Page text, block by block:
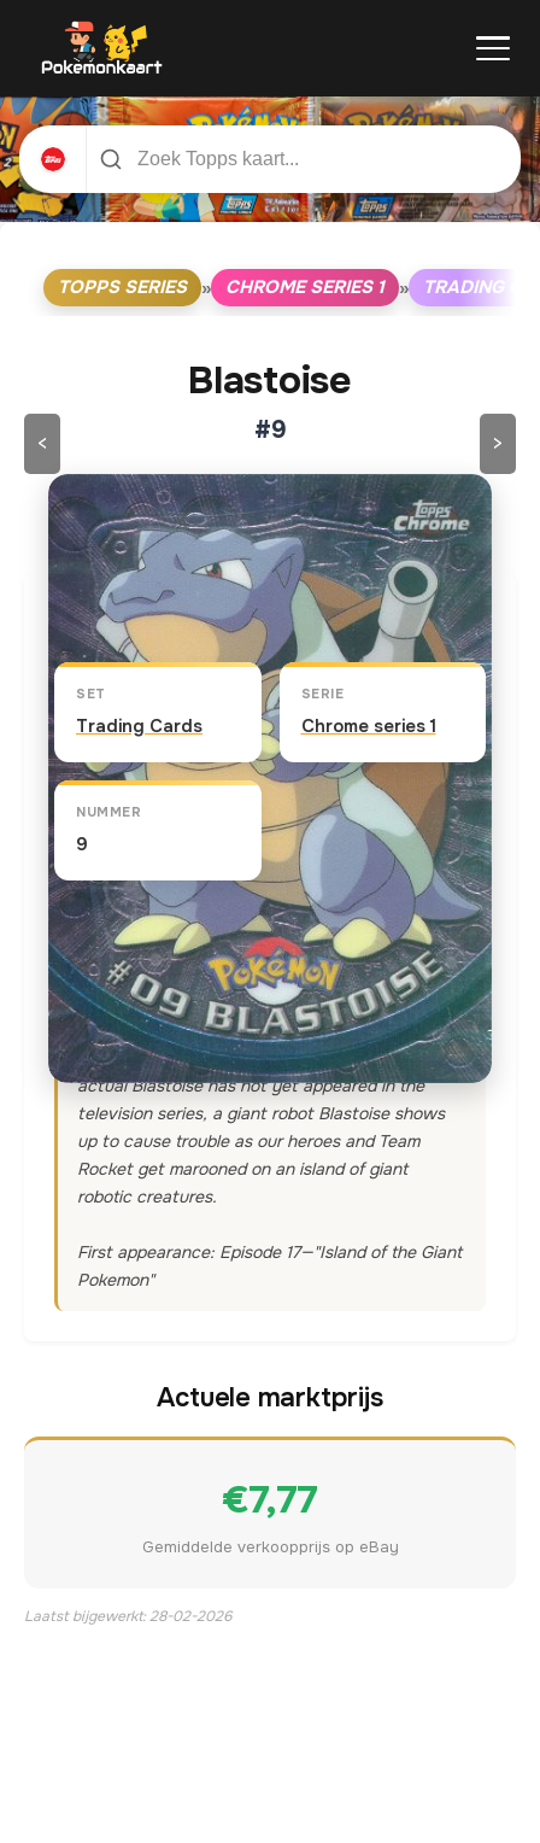
TOPPS SERIES » CHROME SERIES 1 » TRADING
Blastoise
#9
<
Klik op de kaart om om te draaien
>
Kaart info
SET
Trading Cards
SERIE
Chrome series 1
NUMMER
9
TEKST OP DE KAART
Blastoise is the final stage of evolution for
Squirtle. Blastoise can be a brutal Pokemon with
pressurized water jets on its shell. These water
jets are used for high speed tackles. Although an
actual Blastoise has not yet appeared in the
television series, a giant robot Blastoise shows
up to cause trouble as our heroes and Team
Rocket get marooned on an island of giant
robotic creatures.
First appearance: Episode 17—"Island of the Giant
Pokemon"
Actuele marktprijs
€7,77
Gemiddelde verkoopprijs op eBay
Laatst bijgewerkt: 28-02-2026